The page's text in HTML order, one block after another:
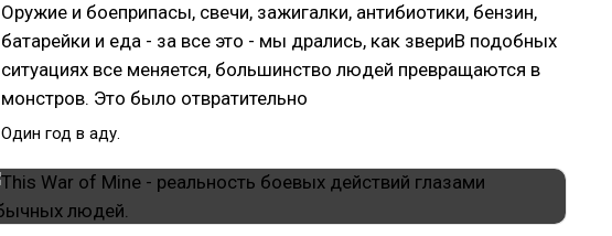
Оружие и боеприпасы, свечи, зажигалки, антибиотики, бензин,
батарейки и еда - за все это - мы дрались, как звериВ подобных
ситуациях все меняется, большинство людей превращаются в
монстров. Это было отвратительно
Один год в аду.